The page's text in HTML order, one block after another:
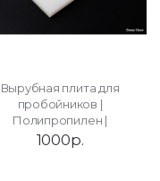
Вырубная плита для
пробойников |
Полипропилен |
1000р.